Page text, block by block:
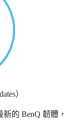
）
的 BenQ 韌體，